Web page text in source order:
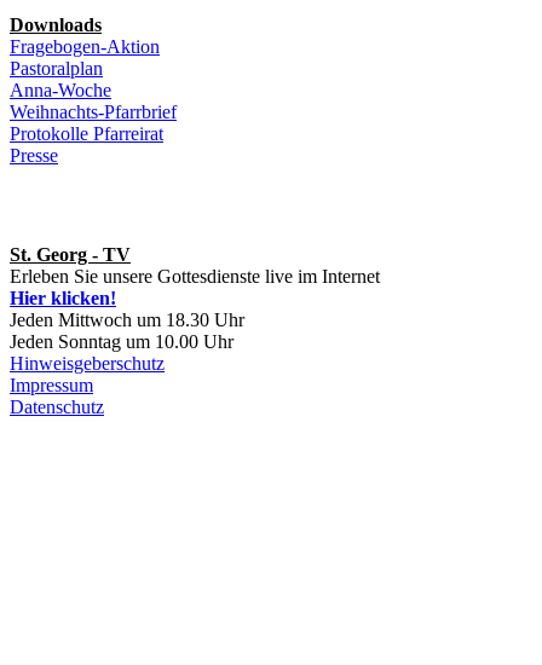
Downloads
Fragebogen-Aktion
Pastoralplan
Anna-Woche
Weihnachts-Pfarrbrief
Protokolle Pfarreirat
Presse
St. Georg - TV
Erleben Sie unsere Gottesdienste live im Internet
Hier klicken!
Jeden Mittwoch um 18.30 Uhr
Jeden Sonntag um 10.00 Uhr
Hinweisgeberschutz
Impressum
Datenschutz